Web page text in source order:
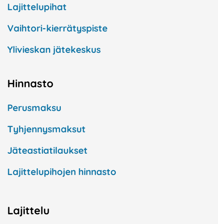
Lajittelupihat
Vaihtori-kierrätyspiste
Ylivieskan jätekeskus
Hinnasto
Perusmaksu
Tyhjennysmaksut
Jäteastiatilaukset
Lajittelupihojen hinnasto
Lajittelu